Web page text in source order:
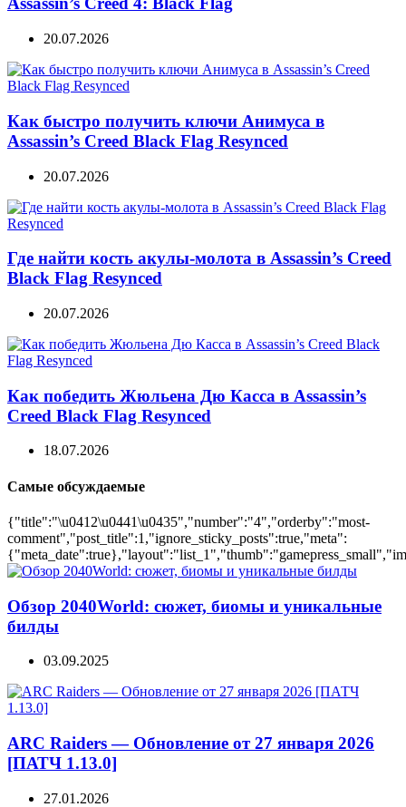
20.07.2026
Как быстро получить ключи Анимуса в
Assassin’s Creed Black Flag Resynced
20.07.2026
Где найти кость акулы-молота в Assassin’s Creed
Black Flag Resynced
20.07.2026
Как победить Жюльена Дю Касса в Assassin’s
Creed Black Flag Resynced
18.07.2026
Самые обсуждаемые
{"title":"\u0412\u0441\u0435","number":"4","orderby":"most-
comment","post_title":1,"ignore_sticky_posts":true,"meta":
Обзор 2040World: сюжет, биомы и уникальные
билды
03.09.2025
ARC Raiders — Обновление от 27 января 2026
[ПАТЧ 1.13.0]
27.01.2026